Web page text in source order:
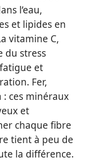
l’eau,
et lipides en
vitamine C,
du stress
et
Fer,
ces minéraux
et
chaque fibre
tient à peu de
la différence.